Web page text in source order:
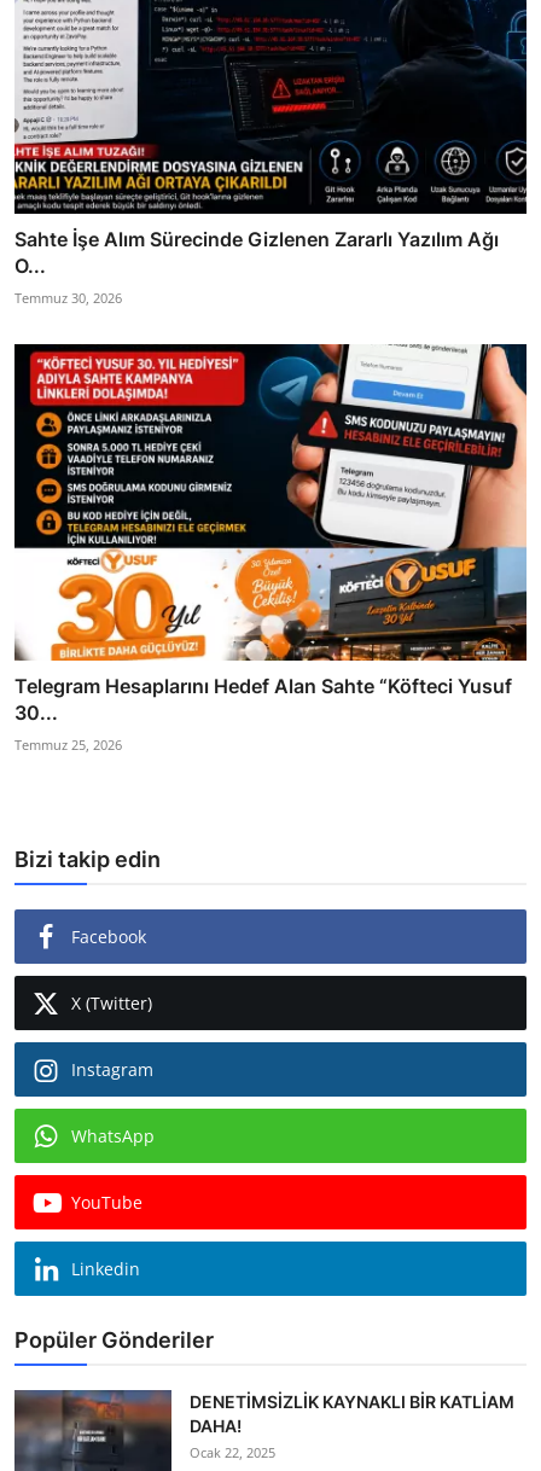
Sahte İşe Alım Sürecinde Gizlenen Zararlı Yazılım Ağı
O...
Temmuz 30, 2026
Telegram Hesaplarını Hedef Alan Sahte “Köfteci Yusuf
30...
Temmuz 25, 2026
Bizi takip edin
Facebook
X (Twitter)
Instagram
WhatsApp
YouTube
Linkedin
Popüler Gönderiler
DENETİMSİZLİK KAYNAKLI BİR KATLİAM
DAHA!
Ocak 22, 2025